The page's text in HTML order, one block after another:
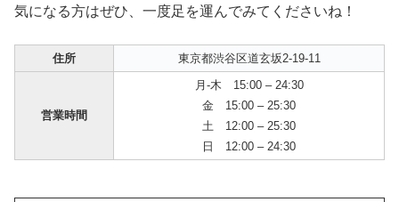
気になる方はぜひ、一度足を運んでみてくださいね！
住所 東京都渋谷区道玄坂2-19-11
営業時間
月-木 15:00 – 24:30
金 15:00 – 25:30
土 12:00 – 25:30
日 12:00 – 24:30